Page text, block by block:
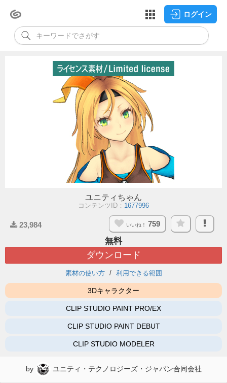
ログイン
ユニティちゃん
コンテンツID： 1677996
23,984 いいね！ 759
無料
ダウンロード
素材の使い方 利用できる範囲
3Dキャラクター
CLIP STUDIO PAINT PRO/EX
CLIP STUDIO PAINT DEBUT
CLIP STUDIO MODELER
by ユニティ・テクノロジーズ・ジャパン合同会社